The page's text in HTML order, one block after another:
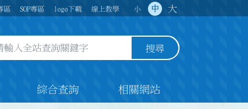
區 SOP專區 logo下載 線上教學 小 中 大
站查詢關鍵字欄位 搜尋
綜合查詢 相關網站